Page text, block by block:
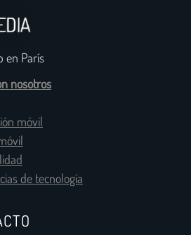
en París
nosotros
móvil
de tecnología